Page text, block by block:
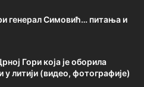
генерал Симовић… питања и
Гори која је оборила
литији (видео, фотографије)